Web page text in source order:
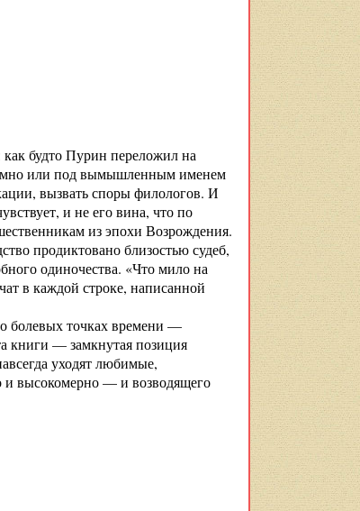
как будто Пурин переложил на
или под вымышленным именем
вызвать споры филологов. И
и не его вина, что по
из эпохи Возрождения.
продиктовано близостью судеб,
одиночества. «Что мило на
в каждой строке, написанной
болевых точках времени —
книги — замкнутая позиция
уходят любимые,
и высокомерно — и возводящего